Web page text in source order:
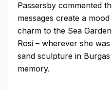
Passersby commented
messages create a
charm to the Sea
Rosi – wherever she
sand sculpture in
memory.